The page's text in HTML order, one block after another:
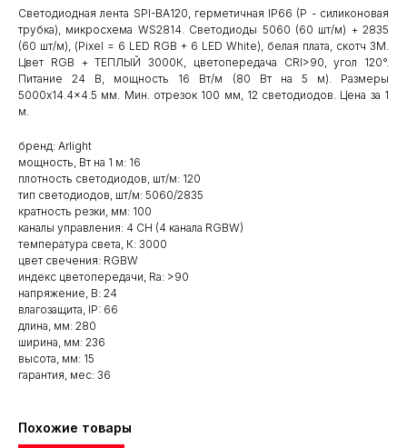
Светодиодная лента SPI-BA120, герметичная IP66 (P - силиконовая
трубка), микросхема WS2814. Светодиоды 5060 (60 шт/м) + 2835
(60 шт/м), (Pixel = 6 LED RGB + 6 LED White), белая плата, скотч 3М.
Цвет RGB + ТЕПЛЫЙ 3000К, цветопередача CRI>90, угол 120°.
Питание 24 В, мощность 16 Вт/м (80 Вт на 5 м). Размеры
5000x14.4x4.5 мм. Мин. отрезок 100 мм, 12 светодиодов. Цена за 1
м.
бренд: Arlight
мощность, Вт на 1 м: 16
плотность светодиодов, шт/м: 120
тип светодиодов, шт/м: 5060/2835
кратность резки, мм: 100
каналы управления: 4 CH (4 канала RGBW)
температура света, К: 3000
цвет свечения: RGBW
индекс цветопередачи, Ra: >90
напряжение, В: 24
влагозащита, IP: 66
длина, мм: 280
ширина, мм: 236
высота, мм: 15
гарантия, мес: 36
Похожие товары